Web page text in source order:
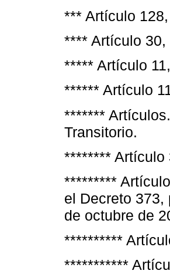
*** Artículo
**** Artículo
***** Artículo
****** Artículo
*******
Transitorio.
******** Artículo
*********
el Decreto
de octubre de
**********
***********